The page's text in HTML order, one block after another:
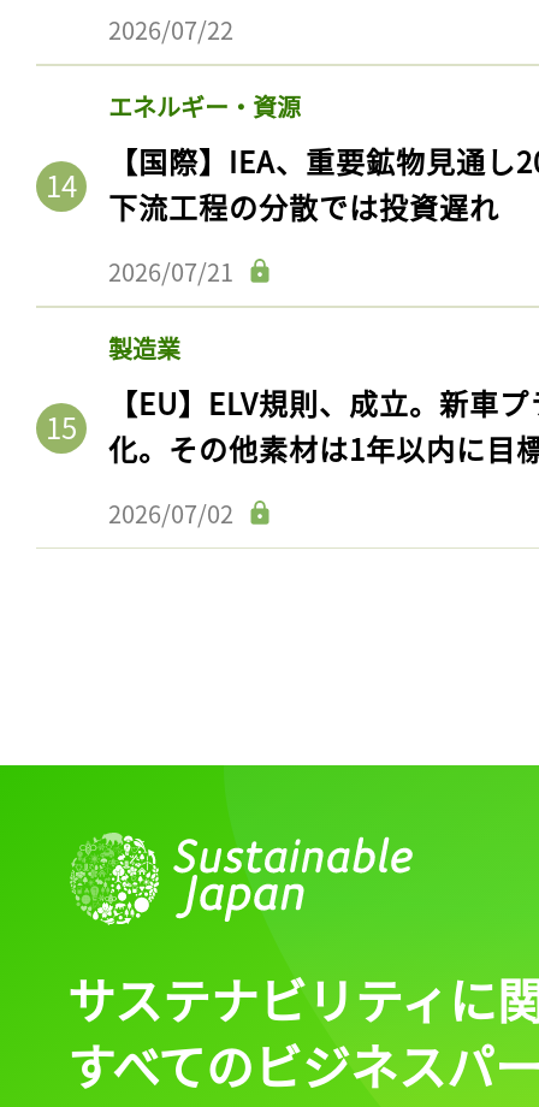
2026/07/22
エネルギー・資源
【国際】IEA、重要鉱物見通
下流工程の分散では投資遅れ
2026/07/21
製造業
【EU】ELV規則、成立。新車
化。その他素材は1年以内に目
2026/07/02
ログイン
会員登録
サステナビリティに
すべてのビジネスパ